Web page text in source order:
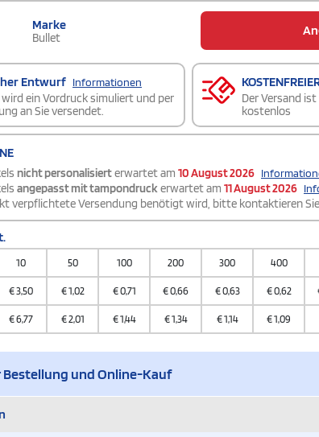
Marke
Bullet
Entwurf Informationen
ein Vordruck simuliert und per
an Sie versendet.
Der Versand
kostenlos
nicht personalisierterwartet am 10 August 2026
angepasst mit tampondruckerwartet am 11 August 2026
verpflichtete Versendung benötigt wird, bitte kontaktieren
10 50 100 200 300 400
€3,50 €1,02 €0,71 €0,66 €0,63 €0,62
€6,77 €2,01 €1,44 €1,34 €1,14 €1,09
Bestellung und Online-Kauf